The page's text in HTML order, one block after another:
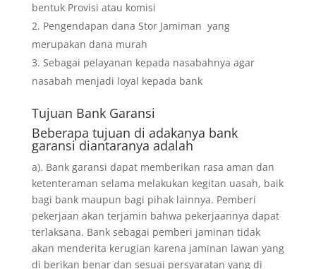
bentuk Provisi atau komisi
Pengendapan dana Stor Jamiman yang
merupakan dana murah
Sebagai pelayanan kepada nasabahnya agar
nasabah menjadi loyal kepada bank
Tujuan Bank Garansi
Beberapa tujuan di adakanya bank
garansi diantaranya adalah
a). Bank garansi dapat memberikan rasa aman dan
ketenteraman selama melakukan kegitan uasah, baik
bagi bank maupun bagi pihak lainnya. Pemberi
pekerjaan akan terjamin bahwa pekerjaannya dapat
terlaksana. Bank sebagai pemberi jaminan tidak
akan menderita kerugian karena jaminan lawan yang
di berikan benar dan sesuai persyaratan yang di